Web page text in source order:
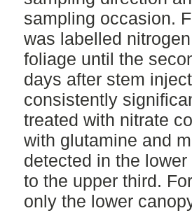
sampling occasion.
was labelled
foliage until the
days after stem
consistently
treated with nitrate
with glutamine and
detected in the
to the upper third.
only the lower